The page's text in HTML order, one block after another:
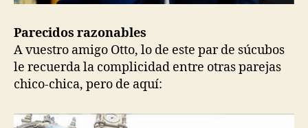
Parecidos razonables
A vuestro amigo Otto, lo de este par de súcubos
le recuerda la complicidad entre otras parejas
chico-chica, pero de aquí: